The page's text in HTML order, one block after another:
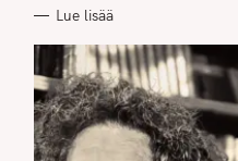
S
Lue lisää